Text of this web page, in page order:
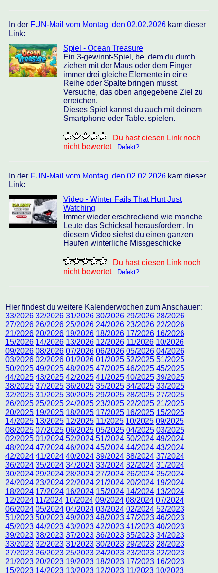
In der FUN-Mail vom Montag, den 02.02.2026 kam dieser
Link:
Spiel - Ocean Treasure
Ein 3-gewinnt-Spiel, bei dem du durch
ziehen mit der Maus oder dem Finger
immer drei gleiche Elemente in eine
Reihe oder Spalte bringen musst.
Versuche, das oben angegebene Ziel zu
erreichen.
Dieses Spiel kannst du auch mit deinem
Smartphone oder Tablet spielen.
Du hast diesen Link noch
nicht bewertet
Defekt?
In der FUN-Mail vom Montag, den 02.02.2026 kam dieser
Link:
Video - Winter Fails That Hurt Just
Watching
Immer wieder erschreckend wie manche
Leute das Schicksal herausfordern. In
diesem Video siehst du einen ganzen
Haufen winterliche Missgeschicke.
Du hast diesen Link noch
nicht bewertet
Defekt?
Hier findest du weitere Kalenderwochen zum Anschauen:
33/2026 32/2026 31/2026 30/2026 29/2026 28/2026
27/2026 26/2026 25/2026 24/2026 23/2026 22/2026
21/2026 20/2026 19/2026 18/2026 17/2026 16/2026
15/2026 14/2026 13/2026 12/2026 11/2026 10/2026
09/2026 08/2026 07/2026 06/2026 05/2026 04/2026
03/2026 02/2026 01/2026 01/2025 52/2025 51/2025
50/2025 49/2025 48/2025 47/2025 46/2025 45/2025
44/2025 43/2025 42/2025 41/2025 40/2025 39/2025
38/2025 37/2025 36/2025 35/2025 34/2025 33/2025
32/2025 31/2025 30/2025 29/2025 28/2025 27/2025
26/2025 25/2025 24/2025 23/2025 22/2025 21/2025
20/2025 19/2025 18/2025 17/2025 16/2025 15/2025
14/2025 13/2025 12/2025 11/2025 10/2025 09/2025
08/2025 07/2025 06/2025 05/2025 04/2025 03/2025
02/2025 01/2024 52/2024 51/2024 50/2024 49/2024
48/2024 47/2024 46/2024 45/2024 44/2024 43/2024
42/2024 41/2024 40/2024 39/2024 38/2024 37/2024
36/2024 35/2024 34/2024 33/2024 32/2024 31/2024
30/2024 29/2024 28/2024 27/2024 26/2024 25/2024
24/2024 23/2024 22/2024 21/2024 20/2024 19/2024
18/2024 17/2024 16/2024 15/2024 14/2024 13/2024
12/2024 11/2024 10/2024 09/2024 08/2024 07/2024
06/2024 05/2024 04/2024 03/2024 02/2024 52/2023
51/2023 50/2023 49/2023 48/2023 47/2023 46/2023
45/2023 44/2023 43/2023 42/2023 41/2023 40/2023
39/2023 38/2023 37/2023 36/2023 35/2023 34/2023
33/2023 32/2023 31/2023 30/2023 29/2023 28/2023
27/2023 26/2023 25/2023 24/2023 23/2023 22/2023
21/2023 20/2023 19/2023 18/2023 17/2023 16/2023
15/2023 14/2023 13/2023 12/2023 11/2023 10/2023